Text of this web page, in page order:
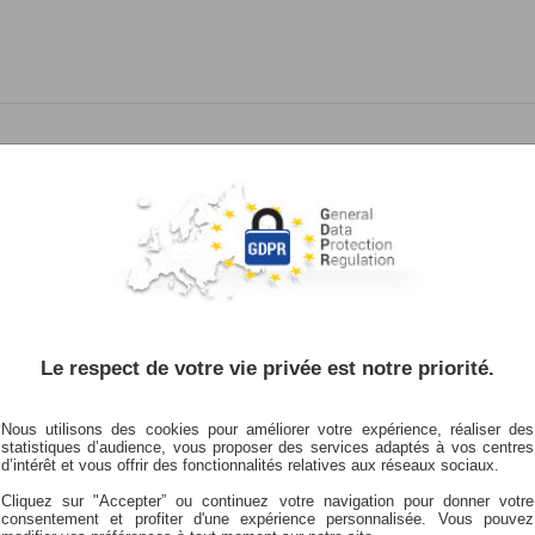
Médicale Quimper
37
Nous écrire
Contacter l'agence
Le respect de votre vie privée est notre priorité.
Nous utilisons des cookies pour améliorer votre expérience, réaliser des
statistiques d’audience, vous proposer des services adaptés à vos centres
d’intérêt et vous offrir des fonctionnalités relatives aux réseaux sociaux.
Cliquez sur "Accepter” ou continuez votre navigation pour donner votre
consentement et profiter d'une expérience personnalisée. Vous pouvez